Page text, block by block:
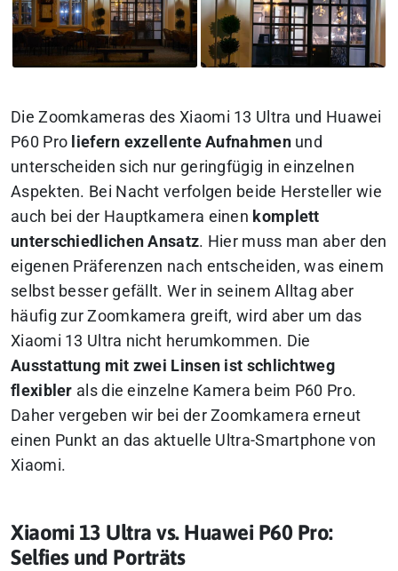
Die Zoomkameras des Xiaomi 13 Ultra und Huawei
P60 Pro liefern exzellente Aufnahmenund
unterscheiden sich nur geringfügig in einzelnen
Aspekten. Bei Nacht verfolgen beide Hersteller wie
auch bei der Hauptkamera einen komplett
unterschiedlichen Ansatz. Hier muss man aber den
eigenen Präferenzen nach entscheiden, was einem
selbst besser gefällt. Wer in seinem Alltag aber
häufig zur Zoomkamera greift, wird aber um das
Xiaomi 13 Ultra nicht herumkommen. Die
Ausstattung mit zwei Linsen ist schlichtweg
flexibler als die einzelne Kamera beim P60 Pro.
Daher vergeben wir bei der Zoomkamera erneut
einen Punkt an das aktuelle Ultra-Smartphone von
Xiaomi.
Xiaomi 13 Ultra vs. Huawei P60 Pro:
Selfies und Porträts